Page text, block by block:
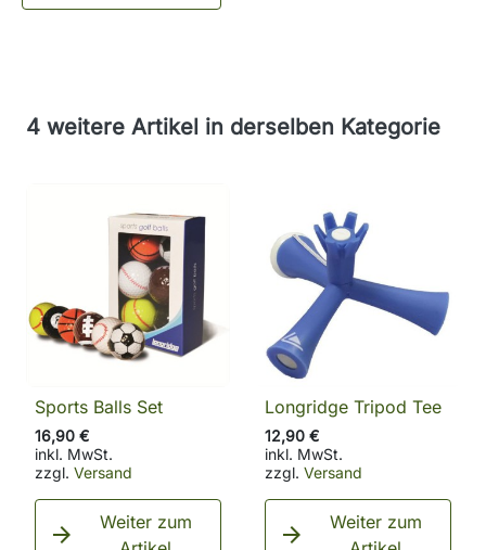
4 weitere Artikel in derselben Kategorie
Sports Balls Set
16,90 €
inkl. MwSt.
zzgl. Versand

Weiter zum
Longridge Tripod Tee
12,90 €
inkl. MwSt.
zzgl. Versand

Weiter zum